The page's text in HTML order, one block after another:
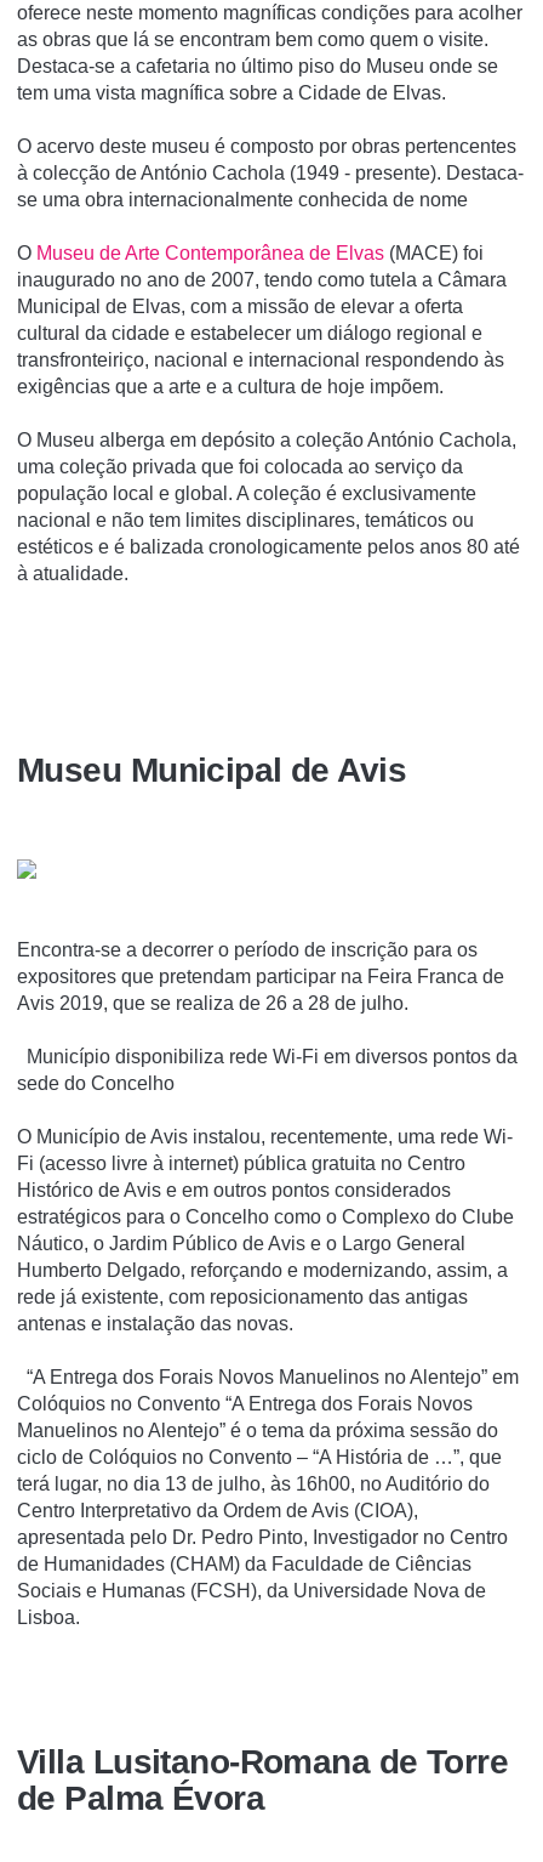
oferece neste momento magní­ficas condições para acolher
as obras que lá se encontram bem como quem o visite.
Destaca-se a cafetaria no último piso do Museu onde se
tem uma vista magní­fica sobre a Cidade de Elvas.
O acervo deste museu é composto por obras pertencentes
à colecção de António Cachola (1949 - presente). Destaca-
se uma obra internacionalmente conhecida de nome
O Museu de Arte Contemporânea de Elvas (MACE) foi
inaugurado no ano de 2007, tendo como tutela a Câmara
Municipal de Elvas, com a missão de elevar a oferta
cultural da cidade e estabelecer um diálogo regional e
transfronteiriço, nacional e internacional respondendo às
exigências que a arte e a cultura de hoje impõem.
O Museu alberga em depósito a coleção António Cachola,
uma coleção privada que foi colocada ao serviço da
população local e global. A coleção é exclusivamente
nacional e não tem limites disciplinares, temáticos ou
estéticos e é balizada cronologicamente pelos anos 80 até
à atualidade.
Museu Municipal de Avis
Encontra-se a decorrer o período de inscrição para os
expositores que pretendam participar na Feira Franca de
Avis 2019, que se realiza de 26 a 28 de julho.
Município disponibiliza rede Wi-Fi em diversos pontos da
sede do Concelho
O Município de Avis instalou, recentemente, uma rede Wi-
Fi (acesso livre à internet) pública gratuita no Centro
Histórico de Avis e em outros pontos considerados
estratégicos para o Concelho como o Complexo do Clube
Náutico, o Jardim Público de Avis e o Largo General
Humberto Delgado, reforçando e modernizando, assim, a
rede já existente, com reposicionamento das antigas
antenas e instalação das novas.
“A Entrega dos Forais Novos Manuelinos no Alentejo” em
Colóquios no Convento “A Entrega dos Forais Novos
Manuelinos no Alentejo” é o tema da próxima sessão do
ciclo de Colóquios no Convento – “A História de …”, que
terá lugar, no dia 13 de julho, às 16h00, no Auditório do
Centro Interpretativo da Ordem de Avis (CIOA),
apresentada pelo Dr. Pedro Pinto, Investigador no Centro
de Humanidades (CHAM) da Faculdade de Ciências
Sociais e Humanas (FCSH), da Universidade Nova de
Lisboa.
Villa Lusitano-Romana de Torre
de Palma Évora